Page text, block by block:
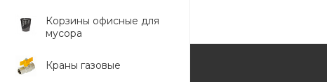
Корзины офисные для
мусора
Краны газовые